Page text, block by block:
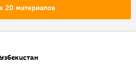
20 материалов
Узбекистан